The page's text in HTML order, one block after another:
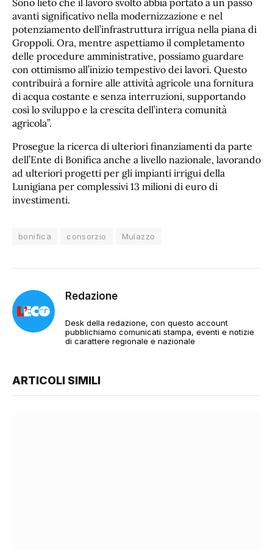
Sono lieto che il lavoro svolto abbia portato a un passo
avanti significativo nella modernizzazione e nel
potenziamento dell’infrastruttura irrigua nella piana di
Groppoli. Ora, mentre aspettiamo il completamento
delle procedure amministrative, possiamo guardare
con ottimismo all’inizio tempestivo dei lavori. Questo
contribuirà a fornire alle attività agricole una fornitura
di acqua costante e senza interruzioni, supportando
così lo sviluppo e la crescita dell’intera comunità
agricola”.
Prosegue la ricerca di ulteriori finanziamenti da parte
dell’Ente di Bonifica anche a livello nazionale, lavorando
ad ulteriori progetti per gli impianti irrigui della
Lunigiana per complessivi 13 milioni di euro di
investimenti.
bonifica consorzio Mulazzo
Redazione
Desk della redazione, con questo account
pubblichiamo comunicati stampa, eventi e notizie
di carattere regionale e nazionale
ARTICOLI SIMILI